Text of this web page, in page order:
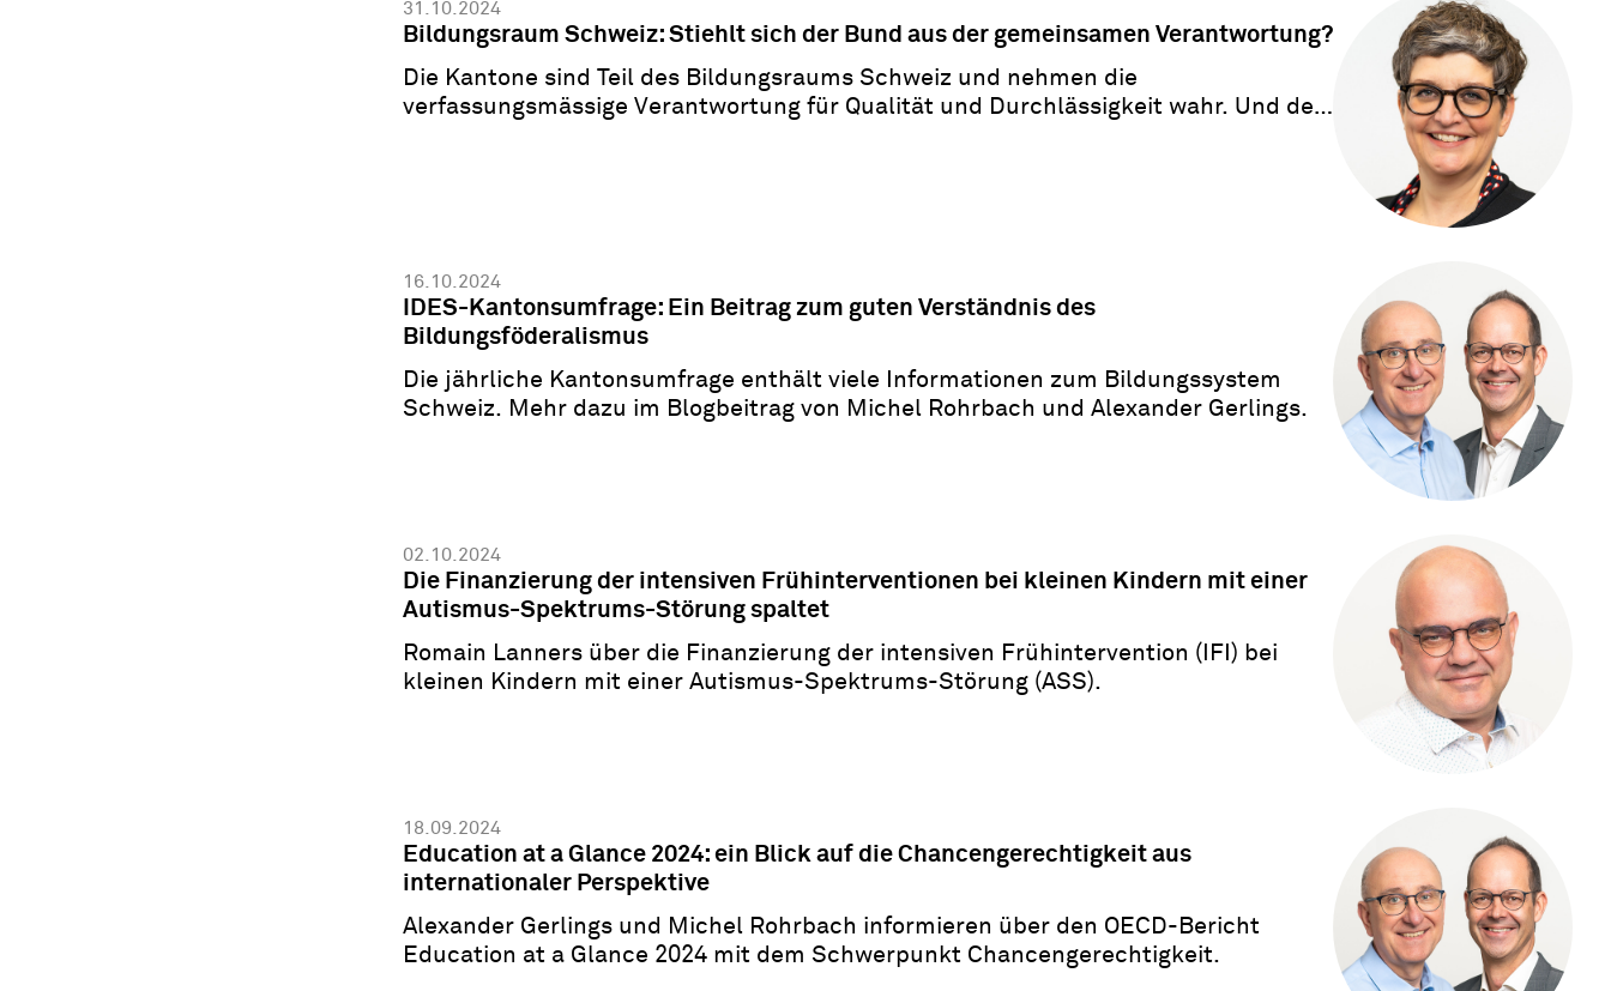
31.10.2024
Bildungsraum Schweiz: Stiehlt sich der Bund aus der gemeinsamen Verantwortung?
Die Kantone sind Teil des Bildungsraums Schweiz und nehmen die
verfassungsmässige Verantwortung für Qualität und Durchlässigkeit wahr. Und der
16.10.2024
IDES-Kantonsumfrage: Ein Beitrag zum guten Verständnis des
Bildungsföderalismus
Die jährliche Kantonsumfrage enthält viele Informationen zum Bildungssystem
Schweiz. Mehr dazu im Blogbeitrag von Michel Rohrbach und Alexander Gerlings.
02.10.2024
Die Finanzierung der intensiven Frühinterventionen bei kleinen Kindern mit einer
Autismus-Spektrums-Störung spaltet
Romain Lanners über die Finanzierung der intensiven Frühintervention (IFI) bei
kleinen Kindern mit einer Autismus-Spektrums-Störung (ASS).
18.09.2024
Education at a Glance 2024: ein Blick auf die Chancengerechtigkeit aus
internationaler Perspektive
Alexander Gerlings und Michel Rohrbach informieren über den OECD-Bericht
Education at a Glance 2024 mit dem Schwerpunkt Chancengerechtigkeit.